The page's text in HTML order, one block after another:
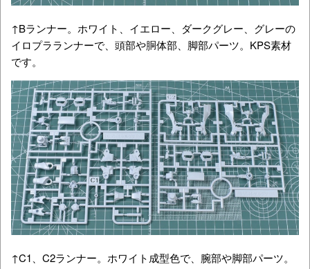
↑Bランナー。ホワイト、イエロー、ダークグレー、グレーの
イロプラランナーで、頭部や胴体部、脚部パーツ。KPS素材
です。
↑C1、C2ランナー。ホワイト成型色で、腕部や脚部パーツ。